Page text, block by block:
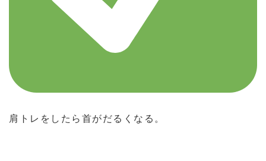
肩トレをしたら首がだるくなる。